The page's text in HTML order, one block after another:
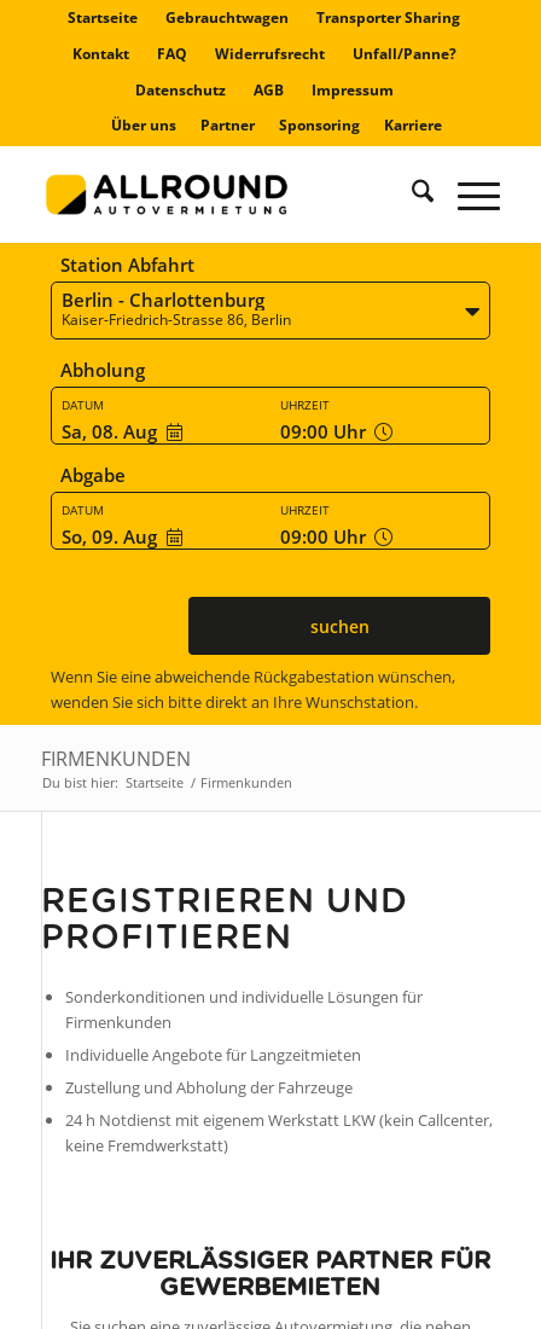
Startseite Gebrauchtwagen
Transporter Sharing
Kontakt
FAQ Widerrufsrecht
Unfall/Panne?
Datenschutz
AGB
Impressum
Über uns
Partner Sponsoring Karriere
Station Abfahrt
Berlin - Charlottenburg
Kaiser-Friedrich-Strasse 86, Berlin
Abholung
DATUM
Sa, 08. Aug
UHRZEIT
09:00 Uhr
Abgabe
DATUM
So, 09. Aug
UHRZEIT
09:00 Uhr
suchen
Wenn Sie eine abweichende Rückgabestation wünschen,
wenden Sie sich bitte direkt an Ihre Wunschstation.
FIRMENKUNDEN
Du bist hier: Startseite / Firmenkunden
REGISTRIEREN UND
PROFITIEREN
Sonderkonditionen und individuelle Lösungen für
Firmenkunden
Individuelle Angebote für Langzeitmieten
Zustellung und Abholung der Fahrzeuge
24 h Notdienst mit eigenem Werkstatt LKW (kein Callcenter,
keine Fremdwerkstatt)
IHR ZUVERLÄSSIGER PARTNER FÜR
GEWERBEMIETEN